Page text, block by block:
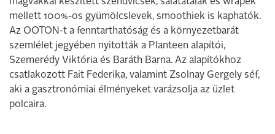
magvakkal készített szendvicsek, salátatálak és wrapek
mellett 100%-os gyümölcslevek, smoothiek is kaphatók.
Az OOTON-t a fenntarthatóság és a környezetbarát
szemlélet jegyében nyitották a Planteen alapítói,
Szemerédy Viktória és Baráth Barna. Az alapítókhoz
csatlakozott Fait Federika, valamint Zsolnay Gergely séf,
aki a gasztronómiai élményeket varázsolja az üzlet
polcaira.